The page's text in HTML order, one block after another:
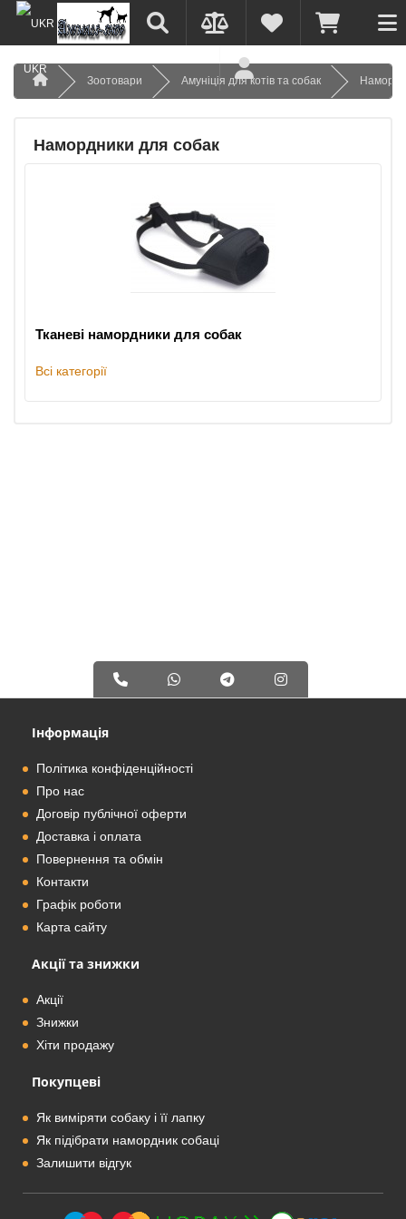
UKR
Зоотовари
Амуніція для котів та собак
Намордники для собак
Тканеві намордники для собак
Всі категорії
Інформація
Політика конфіденційності
Про нас
Договір публічної оферти
Доставка і оплата
Повернення та обмін
Контакти
Графік роботи
Карта сайту
Акції та знижки
Акції
Знижки
Хіти продажу
Покупцеві
Як виміряти собаку і її лапку
Як підібрати намордник собаці
Залишити відгук